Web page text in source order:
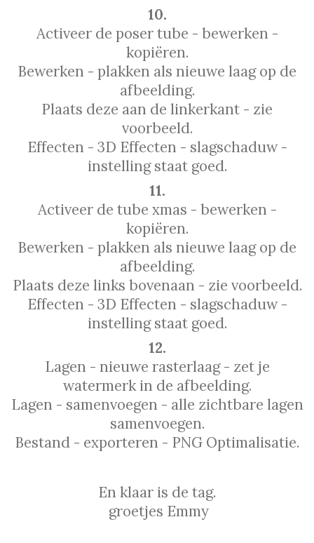
10.
Activeer de poser tube - bewerken -
kopiëren.
Bewerken - plakken als nieuwe laag op de
afbeelding.
Plaats deze aan de linkerkant - zie
voorbeeld.
Effecten - 3D Effecten - slagschaduw -
instelling staat goed.
11.
Activeer de tube xmas - bewerken -
kopiëren.
Bewerken - plakken als nieuwe laag op de
afbeelding.
Plaats deze links bovenaan - zie voorbeeld.
Effecten - 3D Effecten - slagschaduw -
instelling staat goed.
12.
Lagen - nieuwe rasterlaag - zet je
watermerk in de afbeelding.
Lagen - samenvoegen - alle zichtbare lagen
samenvoegen.
Bestand - exporteren - PNG Optimalisatie.
En klaar is de tag.
groetjes Emmy